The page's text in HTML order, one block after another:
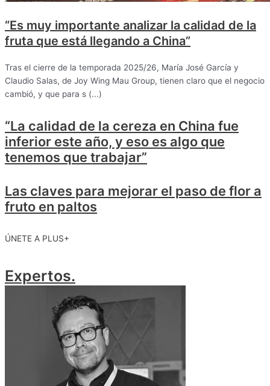
“Es muy importante analizar la calidad de la
fruta que está llegando a China”
Tras el cierre de la temporada 2025/26, María José García y
Claudio Salas, de Joy Wing Mau Group, tienen claro que el negocio
cambió, y que para s (...)
“La calidad de la cereza en China fue
inferior este año, y eso es algo que
tenemos que trabajar”
Las claves para mejorar el paso de flor a
fruto en paltos
ÚNETE A PLUS+
Expertos.